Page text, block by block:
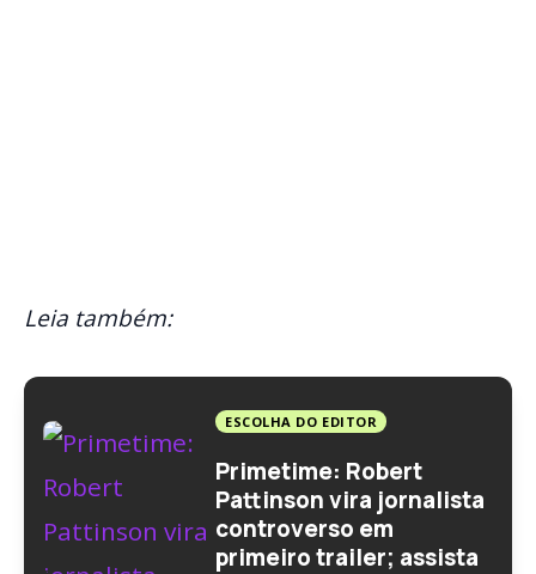
Leia também:
ESCOLHA DO EDITOR
Primetime: Robert
Pattinson vira jornalista
controverso em
primeiro trailer; assista